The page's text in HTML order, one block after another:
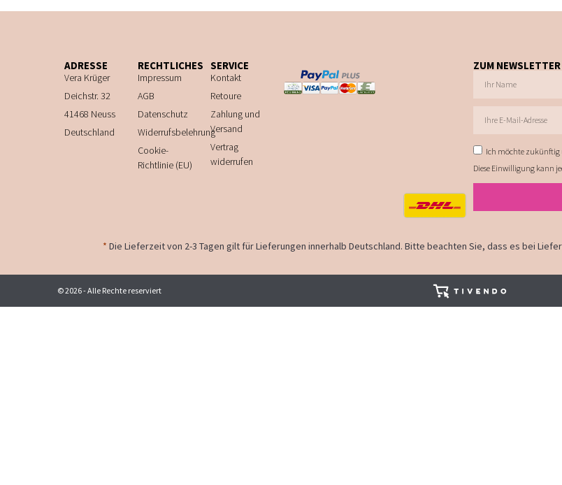
ADRESSE
Vera Krüger
Deichstr. 32
41468 Neuss
Deutschland
RECHTLICHES
Impressum
AGB
Datenschutz
Widerrufsbelehrung
Cookie-
Richtlinie (EU)
SERVICE
Kontakt
Retoure
Zahlung und
Versand
Vertrag
widerrufen
ZUM
Ich möchte zukünftig
Diese Einwilligung kann
* Die Lieferzeit von 2-3 Tagen gilt für Lieferungen innerhalb Deutschland. Bitte beachten Sie, dass es bei
© 2026 - Alle Rechte reserviert